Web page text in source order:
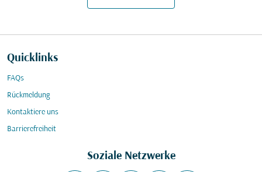
Quicklinks
FAQs
Rückmeldung
Kontaktiere uns
Barrierefreiheit
Soziale Netzwerke